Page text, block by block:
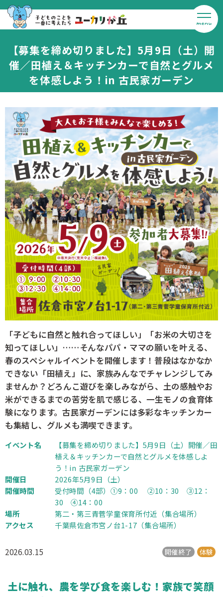
【募集を締め切りました】5月9日（土）開
催／田植え＆キッチンカーで自然とグルメ
を体感しよう！in 古民家ガーデン
「子どもに自然と触れ合ってほしい」「お米の大切さを
知ってほしい」……そんなパパ・ママの願いを叶える、
春のスペシャルイベントを開催します！普段はなかなか
できない「田植え」に、家族みんなでチャレンジしてみ
ませんか？どろんこ遊びを楽しみながら、土の感触やお
米ができるまでの苦労を肌で感じる、一生モノの食育体
験になります。古民家ガーデンには多彩なキッチンカー
も集結し、グルメも満喫できます。
イベント名
【募集を締め切りました】5月9日（土）開催／田
植え＆キッチンカーで自然とグルメを体感しよ
う！in 古民家ガーデン
開催日
2026年5月9日（土）
開催時間
受付時間（4部）①9：00 ②10：30 ③12：
30 ④14：00
場所
第二・第三青菅学童保育所付近（集合場所）
アクセス
千葉県佐倉市宮ノ台1-17（集合場所）
2026.03.15 開催終了 体験
土に触れ、農を学び食を楽しむ！家族で笑顔